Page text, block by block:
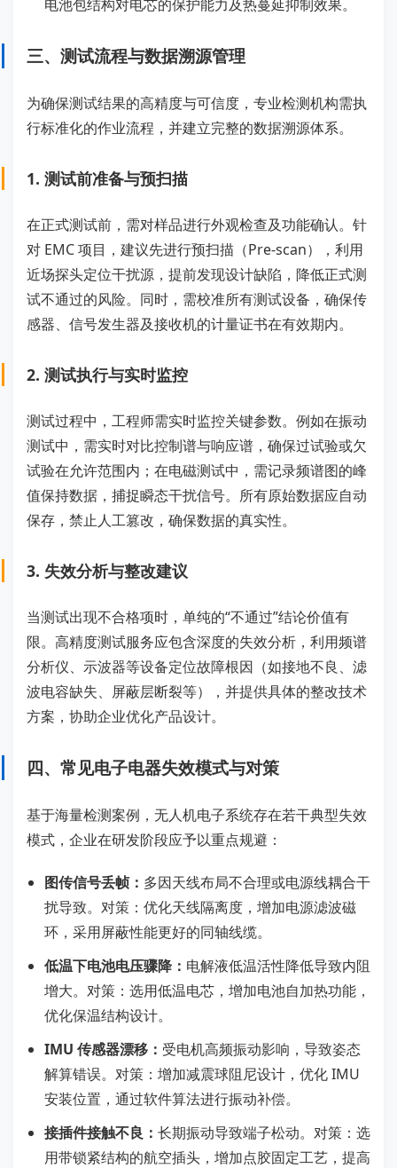
电池包结构对电芯的保护能力及热蔓延抑制效果。
三、测试流程与数据溯源管理
为确保测试结果的高精度与可信度，专业检测机构需执
行标准化的作业流程，并建立完整的数据溯源体系。
1. 测试前准备与预扫描
在正式测试前，需对样品进行外观检查及功能确认。针
对 EMC 项目，建议先进行预扫描（Pre-scan），利用
近场探头定位干扰源，提前发现设计缺陷，降低正式测
试不通过的风险。同时，需校准所有测试设备，确保传
感器、信号发生器及接收机的计量证书在有效期内。
2. 测试执行与实时监控
测试过程中，工程师需实时监控关键参数。例如在振动
测试中，需实时对比控制谱与响应谱，确保过试验或欠
试验在允许范围内；在电磁测试中，需记录频谱图的峰
值保持数据，捕捉瞬态干扰信号。所有原始数据应自动
保存，禁止人工篡改，确保数据的真实性。
3. 失效分析与整改建议
当测试出现不合格项时，单纯的“不通过”结论价值有
限。高精度测试服务应包含深度的失效分析，利用频谱
分析仪、示波器等设备定位故障根因（如接地不良、滤
波电容缺失、屏蔽层断裂等），并提供具体的整改技术
方案，协助企业优化产品设计。
四、常见电子电器失效模式与对策
基于海量检测案例，无人机电子系统存在若干典型失效
模式，企业在研发阶段应予以重点规避：
图传信号丢帧： 多因天线布局不合理或电源线耦合干
扰导致。对策：优化天线隔离度，增加电源滤波磁
环，采用屏蔽性能更好的同轴线缆。
低温下电池电压骤降： 电解液低温活性降低导致内阻
增大。对策：选用低温电芯，增加电池自加热功能，
优化保温结构设计。
IMU 传感器漂移： 受电机高频振动影响，导致姿态
解算错误。对策：增加减震球阻尼设计，优化 IMU
安装位置，通过软件算法进行振动补偿。
接插件接触不良： 长期振动导致端子松动。对策：选
用带锁紧结构的航空插头，增加点胶固定工艺，提高